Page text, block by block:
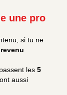
une pro
si tu ne
revenu
les 5
aussi